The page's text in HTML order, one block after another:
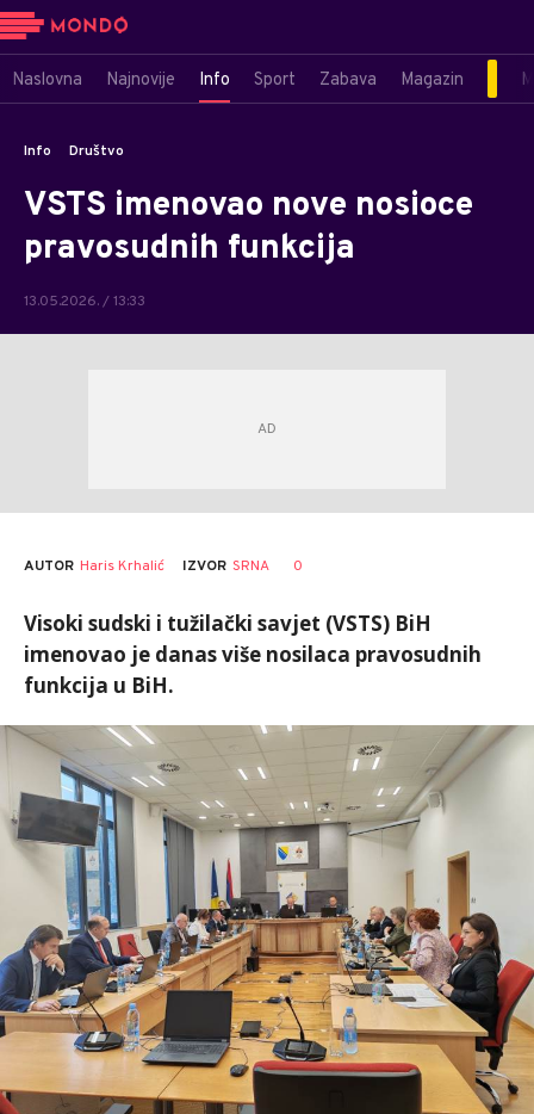
Naslovna Najnovije Info Sport Zabava Magazin
Info Društvo
VSTS imenovao nove nosioce
pravosudnih funkcija
13.05.2026. / 13:33
AUTOR Haris Krhalić IZVOR SRNA 0
Visoki sudski i tužilački savjet (VSTS) BiH
imenovao je danas više nosilaca pravosudnih
funkcija u BiH.